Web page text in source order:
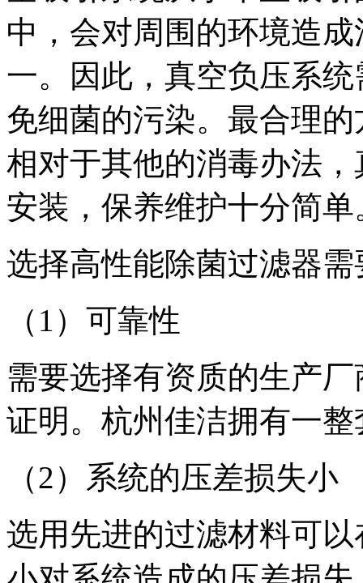
中，会对周围的环境造
一。因此，真空负压系
免细菌的污染。最合理
相对于其他的消毒办法
安装，保养维护十分简单
选择高性能除菌过滤器
（1）可靠性
需要选择有资质的生产
证明。杭州佳洁拥有一
（2）系统的压差损失小
选用先进的过滤材料可